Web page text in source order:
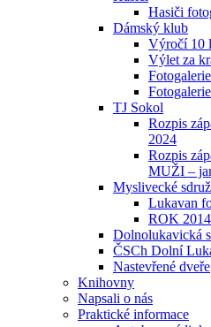
Hasiči
Dámský klub
Výročí 10
Výlet za
TJ Sokol
Rozpis
2024
Rozpis
MUŽI –
Myslivecké
Lukavan
ROK 2014
Dolnolukavická
ČSCh Dolní
Nastevřené dveře
Knihovny
Napsali o nás
Praktické informace